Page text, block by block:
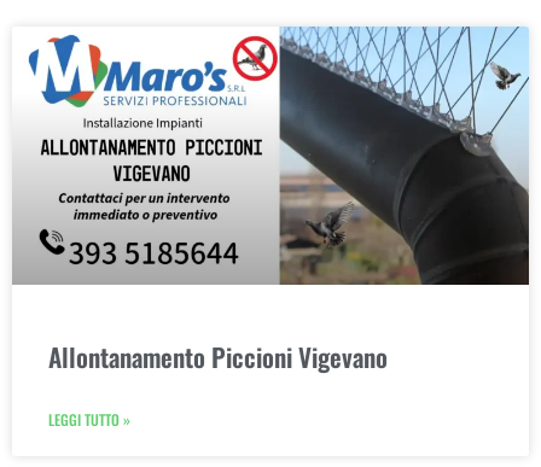
Allontanamento Piccioni Vigevano
LEGGI TUTTO »